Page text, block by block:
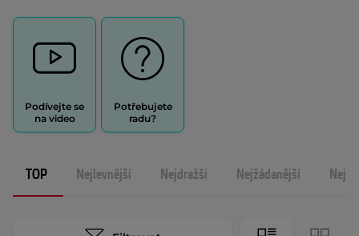
Podívejte se
na video
Potřebujete
radu?
TOP Nejlevnější Nejdražší Nejžádanější